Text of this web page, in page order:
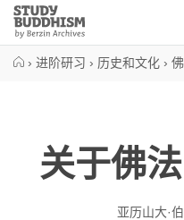
Close
Study
Buddhism
› 进阶研习 › 历史和文化 ›
关于佛
亚历山大·